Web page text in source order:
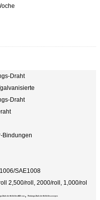
Draht
Draht
Bindungen
SAE1008
2,500/roll, 2000/roll, 1,000/rol
Draht der Schleifen-SAE1008 , Bindungs-Draht der Schleifen-2000pcs